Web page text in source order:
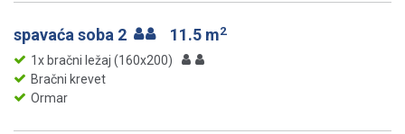
spavaća soba 2 11.5 m2
1x bračni ležaj (160x200)
Bračni krevet
Ormar